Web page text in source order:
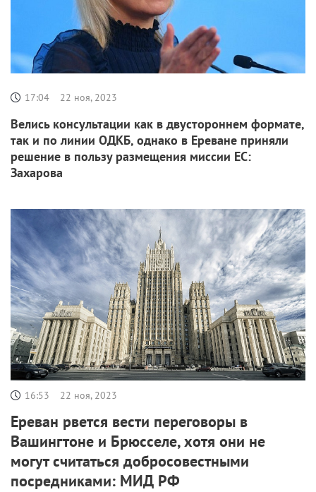
17:04 22 ноя, 2023
Велись консультации как в двустороннем формате,
так и по линии ОДКБ, однако в Ереване приняли
решение в пользу размещения миссии ЕС:
Захарова
16:53 22 ноя, 2023
Ереван рвется вести переговоры в
Вашингтоне и Брюсселе, хотя они не
могут считаться добросовестными
посредниками: МИД РФ